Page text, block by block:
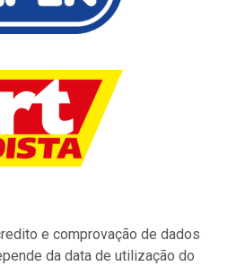
e comprovação de dados
da data de utilização do